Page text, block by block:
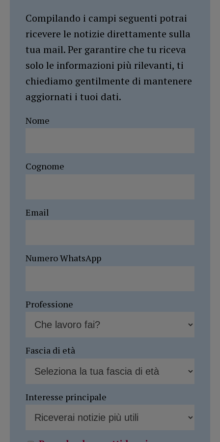
Compilando i campi seguenti potrai
ricevere le notizie direttamente sulla
tua mail. Per garantire che tu riceva
solo le informazioni più rilevanti, ti
chiediamo gentilmente di mantenere
aggiornati i tuoi dati.
Nome
Cognome
Email
Numero WhatsApp
Professione
Fascia di età
Interesse principale